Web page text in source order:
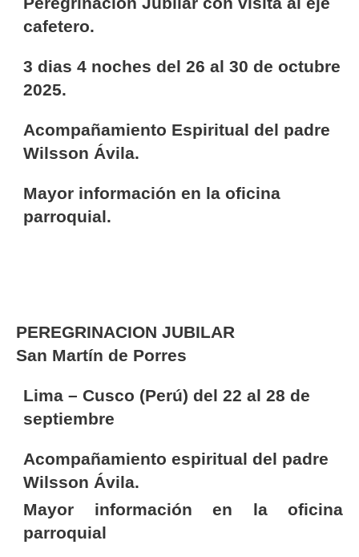
cafetero.
3 dias 4 noches del 26 al 30 de octubre
2025.
Acompañamiento Espiritual del padre
Wilsson Ávila.
Mayor información en la oficina
parroquial.
PEREGRINACION JUBILAR
San Martín de Porres
Lima – Cusco (Perú) del 22 al 28 de
septiembre
Acompañamiento espiritual del padre
Wilsson Ávila.
Mayor información en la oficina
parroquial